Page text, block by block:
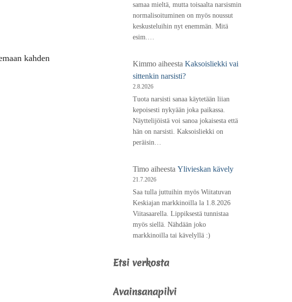
kahden
samaa mieltä, mutta toisaalta narsismin
normalisoituminen on myös noussut
keskusteluihin nyt enemmän. Mitä
esim.…
Kimmoaiheesta Kaksoisliekki vai
sittenkin narsisti?
2.8.2026
Tuota narsisti sanaa käytetään liian
kepoisesti nykyään joka paikassa.
Näyttelijöistä voi sanoa jokaisesta että
hän on narsisti. Kaksoisliekki on
peräisin…
Timoaiheesta Ylivieskan kävely
21.7.2026
Saa tulla juttuihin myös Wiitatuvan
Keskiajan markkinoilla la 1.8.2026
Viitasaarella. Lippiksestä tunnistaa
myös siellä. Nähdään joko
markkinoilla tai kävelyllä :)
Etsi verkosta
Avainsanapilvi